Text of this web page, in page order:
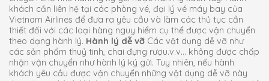
khách cần liên hệ tại các phòng vé, đại lý vé máy bay của
Vietnam Airlines để đưa ra yêu cầu và làm các thủ tục cần
thiết đối với các loại hàng nguy hiểm cụ thể được vận chuyển
theo dạng hành lý. Hành lý dễ vỡ Các vật dụng dễ vỡ như
các sản phẩm thuỷ tinh, chai đựng rượu.v.v… không được chấp
nhận vận chuyển như hành lý ký gửi. Tuy nhiên, nếu hành
khách yêu cầu được vận chuyển những vật dụng dễ vỡ này